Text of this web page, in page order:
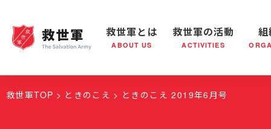
救世軍とは
ABOUT US
救世軍とは 世界が抱えている社会問題 救世軍
救世軍の活動
ACTIVITIES
救世軍の活動 社会鍋
組織概要
救世軍TOP ときのこえ ときのこえ 2019年6月号